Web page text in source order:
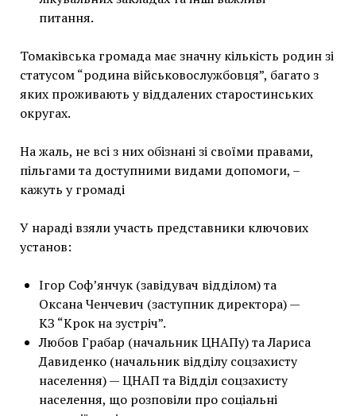
питання.
Томаківська громада має значну кількість родин зі
статусом “родина військовослужбовця”, багато з
яких проживають у віддалених старостинських
округах.
На жаль, не всі з них обізнані зі своїми правами,
пільгами та доступними видами допомоги, –
кажуть у громаді
У нараді взяли участь представники ключових
установ:
Ігор Соф’янчук (завідувач відділом) та
Оксана Ченчевич (заступник директора) —
КЗ “Крок на зустріч”.
Любов Грабар (начальник ЦНАПу) та Лариса
Давиденко (начальник відділу соцзахисту
населення) — ЦНАП та Відділ соцзахисту
населення, що розповіли про соціальні